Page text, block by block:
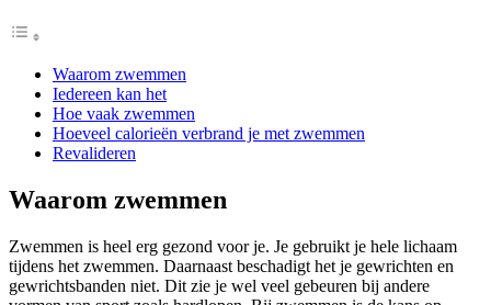
Waarom zwemmen
Iedereen kan het
Hoe vaak zwemmen
Hoeveel calorieën verbrand je met zwemmen
Revalideren
Waarom zwemmen
Zwemmen is heel erg gezond voor je. Je gebruikt je hele lichaam
tijdens het zwemmen. Daarnaast beschadigt het je gewrichten en
gewrichtsbanden niet. Dit zie je wel veel gebeuren bij andere